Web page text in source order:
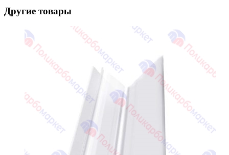
Другие товары